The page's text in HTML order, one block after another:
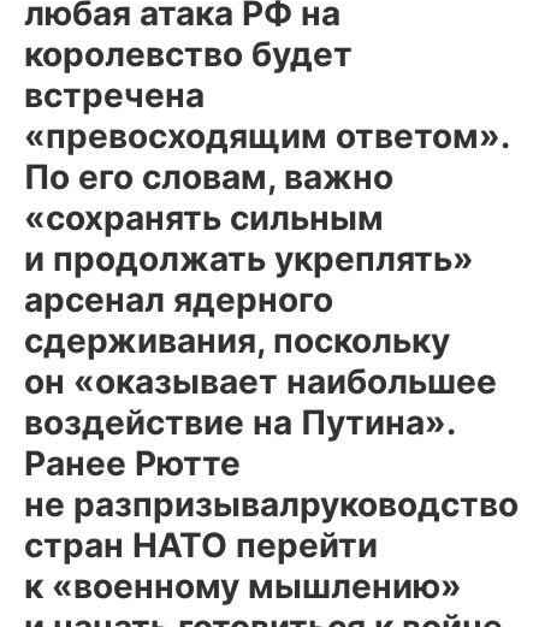
любая атака РФ на
королевство будет
встречена
«превосходящим ответом».
По его словам, важно
«сохранять сильным
и продолжать укреплять»
арсенал ядерного
сдерживания, поскольку
он «оказывает наибольшее
воздействие на Путина».
Ранее Рютте
не разпризывалруководство
стран НАТО перейти
к «военному мышлению»